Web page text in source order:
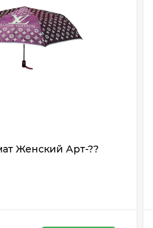
Женский Арт-??